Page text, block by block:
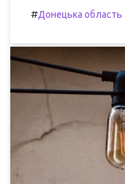
#Донецька область